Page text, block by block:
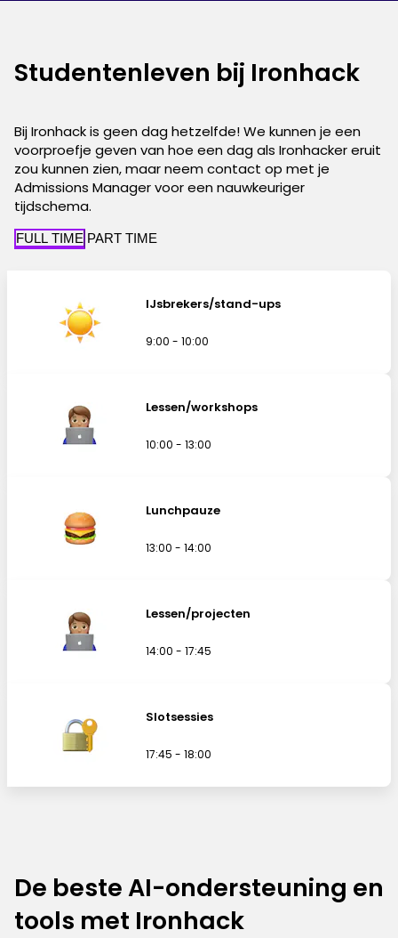
Studentenleven bij Ironhack
Bij Ironhack is geen dag hetzelfde! We kunnen je een
voorproefje geven van hoe een dag als Ironhacker eruit
zou kunnen zien, maar neem contact op met je
Admissions Manager voor een nauwkeuriger
tijdschema.
FULL TIME PART TIME
IJsbrekers/stand-ups
9:00 - 10:00
Lessen/workshops
10:00 - 13:00
Lunchpauze
13:00 - 14:00
Lessen/projecten
14:00 - 17:45
Slotsessies
17:45 - 18:00
De beste AI-ondersteuning en
tools met Ironhack